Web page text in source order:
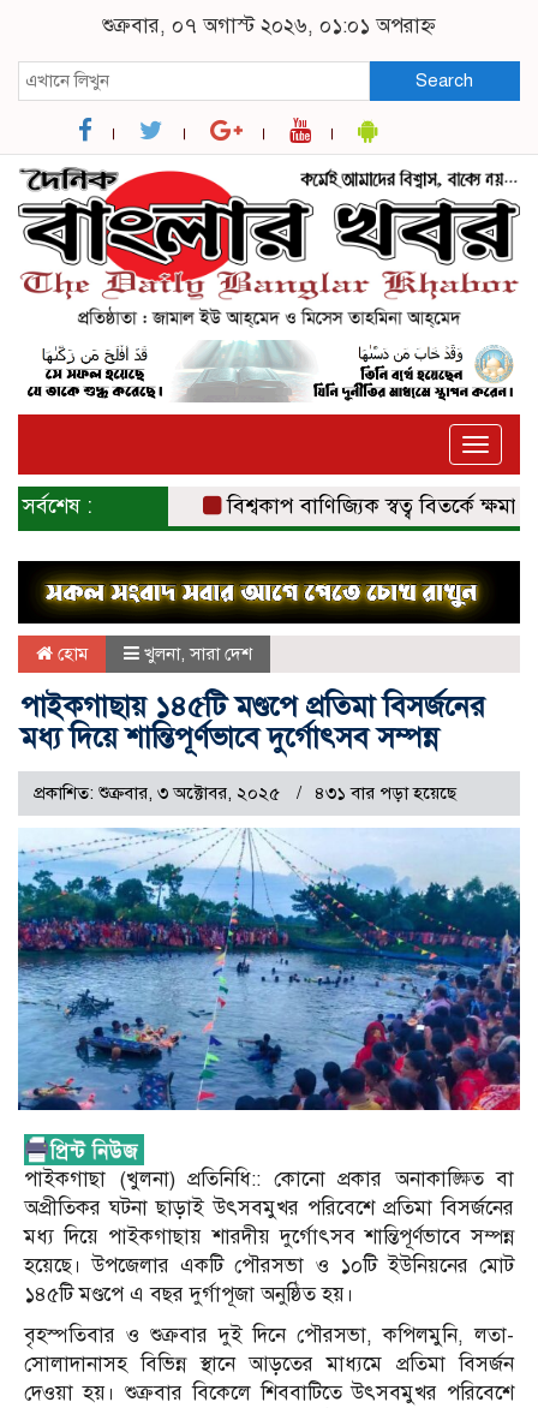
শুক্রবার, ০৭ অগাস্ট ২০২৬, ০১:০১ অপরাহ্ন
Search
Toggle
সর্বশেষ : বিশ্বকাপ বাণিজ্যিক স্বত্ব বিতর্কে ক্ষমা
হোম খুলনা,সারা দেশ
পাইকগাছায় ১৪৫টি মণ্ডপে প্রতিমা বিসর্জনের
মধ্য দিয়ে শান্তিপূর্ণভাবে দুর্গোৎসব সম্পন্ন
প্রকাশিত: শুক্রবার, ৩ অক্টোবর, ২০২৫ ৪৩১ বার পড়া হয়েছে
পাইকগাছা (খুলনা) প্রতিনিধি:: কোনো প্রকার অনাকাঙ্ক্ষিত বা
অপ্রীতিকর ঘটনা ছাড়াই উৎসবমুখর পরিবেশে প্রতিমা বিসর্জনের
মধ্য দিয়ে পাইকগাছায় শারদীয় দুর্গোৎসব শান্তিপূর্ণভাবে সম্পন্ন
হয়েছে। উপজেলার একটি পৌরসভা ও ১০টি ইউনিয়নের মোট
১৪৫টি মণ্ডপে এ বছর দুর্গাপূজা অনুষ্ঠিত হয়।
বৃহস্পতিবার ও শুক্রবার দুই দিনে পৌরসভা, কপিলমুনি, লতা-
সোলাদানাসহ বিভিন্ন স্থানে আড়তের মাধ্যমে প্রতিমা বিসর্জন
দেওয়া হয়। শুক্রবার বিকেলে শিববাটিতে উৎসবমুখর পরিবেশে